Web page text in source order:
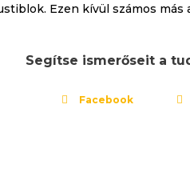
Ezen kívül számos
Segítse ismerőseit a
Facebook